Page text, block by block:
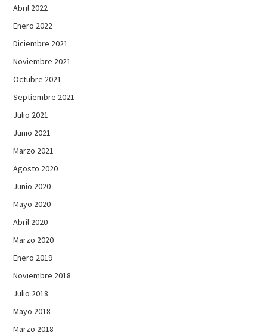
Abril 2022
Enero 2022
Diciembre 2021
Noviembre 2021
Octubre 2021
Septiembre 2021
Julio 2021
Junio 2021
Marzo 2021
Agosto 2020
Junio 2020
Mayo 2020
Abril 2020
Marzo 2020
Enero 2019
Noviembre 2018
Julio 2018
Mayo 2018
Marzo 2018